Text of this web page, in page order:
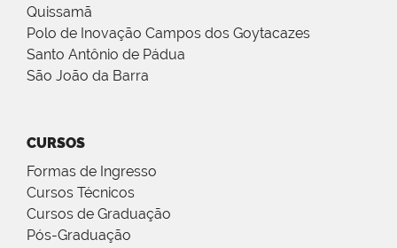
Quissamã
Polo de Inovação Campos dos Goytacazes
Santo Antônio de Pádua
São João da Barra
CURSOS
Formas de Ingresso
Cursos Técnicos
Cursos de Graduação
Pós-Graduação